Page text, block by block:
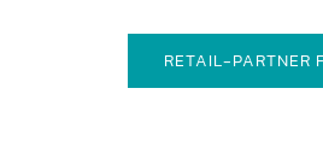
RETAIL-PARTNER